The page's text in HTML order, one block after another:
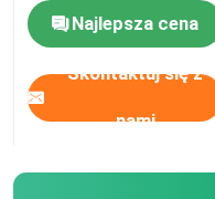
Najlepsza cena
Skontaktuj się z
nami